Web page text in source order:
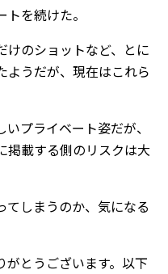
を続けた。
けのショットなど、とに
ようだが、現在はこれら
プライベート姿だが、
掲載する側のリスクは大
てしまうのか、気になる
とうございます。以下